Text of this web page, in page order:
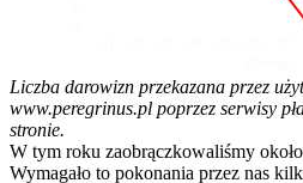
Liczba darowizn przekazana przez
www.peregrinus.pl poprzez serwisy
stronie.
W tym roku zaobrączkowaliśmy
Wymagało to pokonania przez nas